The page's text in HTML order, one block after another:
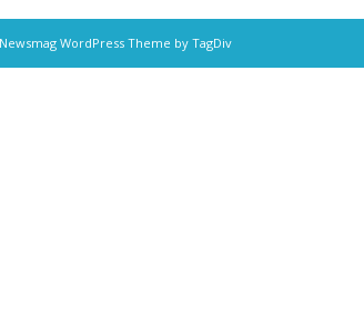
WordPress Theme by TagDiv